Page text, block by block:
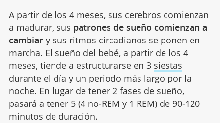
A partir de los 4 meses, sus cerebros comienzan
a madurar, sus patrones de sueño comienzan a
cambiary sus ritmos circadianos se ponen en
marcha. El sueño del bebé, a partir de los 4
meses, tiende a estructurarse en 3 siestas
durante el día y un periodo más largo por la
noche. En lugar de tener 2 fases de sueño,
pasará a tener 5 (4 no-REM y 1 REM) de 90-120
minutos de duración.